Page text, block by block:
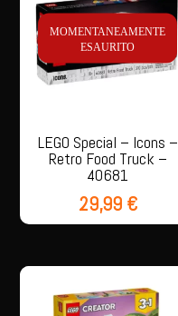
MOMENTANEAMENTE
ESAURITO
LEGO Special – Icons –
Retro Food Truck –
40681
29,99 €